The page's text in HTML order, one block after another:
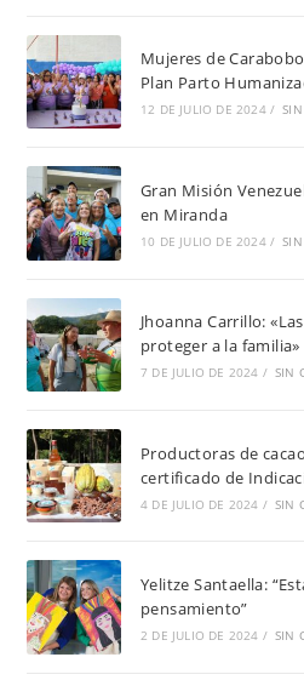
Mujeres de
Plan Parto
12 DE JULIO DE 2024 /
Gran Misión
en Miranda
10 DE JULIO DE 2024 /
Jhoanna Carrillo:
proteger a la familia»
7 DE JULIO DE 2024 / SIN
Productoras de
certificado de
4 DE JULIO DE 2024 / SIN
Yelitze Santaella:
pensamiento”
2 DE JULIO DE 2024 / SIN